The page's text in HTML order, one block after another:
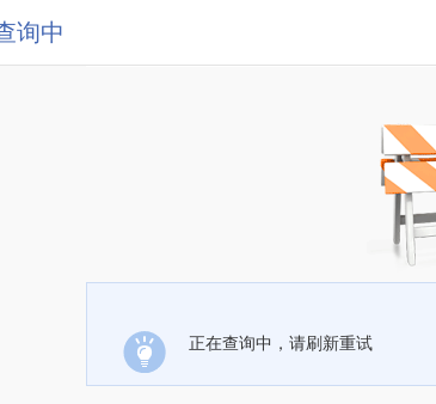
询中
正在查询中，请刷新重试